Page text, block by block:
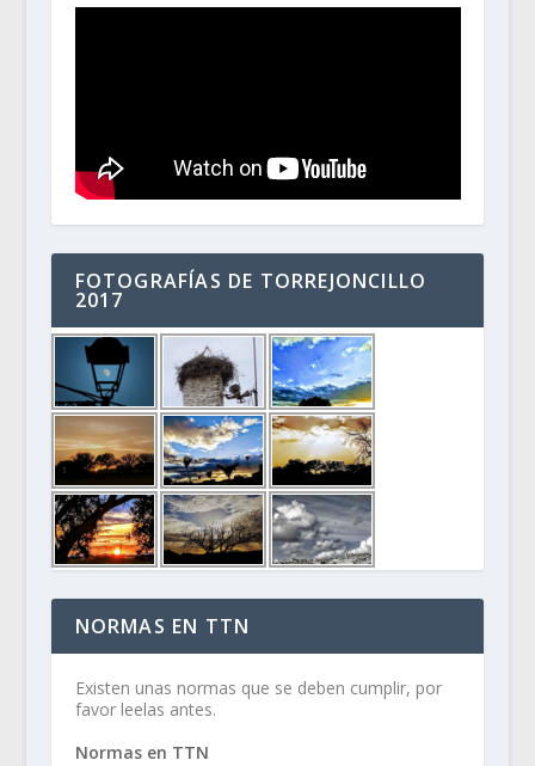
FOTOGRAFÍAS DE TORREJONCILLO
2017
NORMAS EN TTN
Existen unas normas que se deben cumplir, por
favor leelas antes.
Normas en TTN